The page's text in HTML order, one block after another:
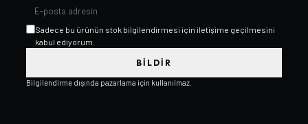
Sadece bu ürünün stok bilgilendirmesi için iletişime geçilmesini
kabul ediyorum.
BILDIR
Bilgilendirme dışında pazarlama için kullanılmaz.